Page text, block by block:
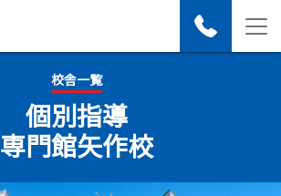
校舎一覧
個別指導
専門館矢作校